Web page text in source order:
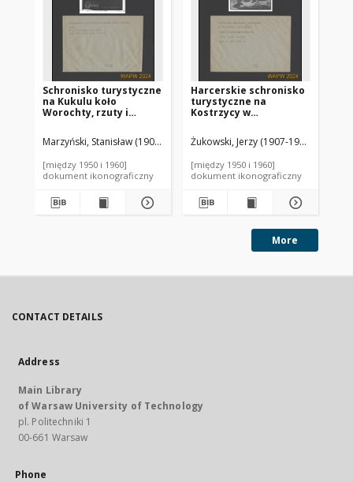
Schronisko turystyczne
na Kukulu koło
Worochty, rzuty i
Marzyński, Stanisław (1904-1992). Autor
[między 1950 i 1960]
dokument ikonograficzny
Harcerskie schronisko
turystyczne na
Kostrzycy w
północnego wschodu
Żukowski, Jerzy (1907-1980). Autor
[między 1950 i 1960]
dokument ikonograficzny
More
CONTACT DETAILS
Address
Main Library
of Warsaw University of Technology
pl. Politechniki 1
00-661 Warsaw
Phone